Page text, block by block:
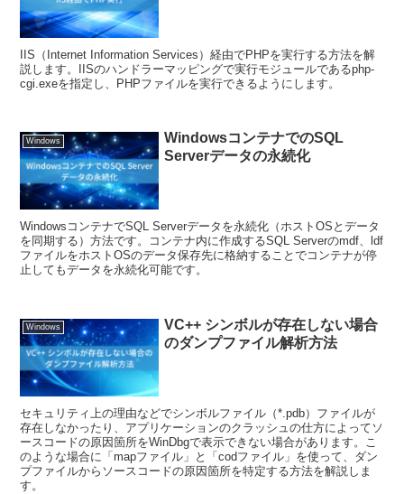
IIS（Internet Information Services）経由でPHPを実行する方法を解
説します。IISのハンドラーマッピングで実行モジュールであるphp-
cgi.exeを指定し、PHPファイルを実行できるようにします。
Windows
WindowsコンテナでのSQL
Serverデータの永続化
WindowsコンテナでSQL Serverデータを永続化（ホストOSとデータ
を同期する）方法です。コンテナ内に作成するSQL Serverのmdf、ldf
ファイルをホストOSのデータ保存先に格納することでコンテナが停
止してもデータを永続化可能です。
Windows
VC++ シンボルが存在しない場合
のダンプファイル解析方法
セキュリティ上の理由などでシンボルファイル（*.pdb）ファイルが
存在しなかったり、アプリケーションのクラッシュの仕方によってソ
ースコードの原因箇所をWinDbgで表示できない場合があります。こ
のような場合に「mapファイル」と「codファイル」を使って、ダン
プファイルからソースコードの原因箇所を特定する方法を解説しま
す。